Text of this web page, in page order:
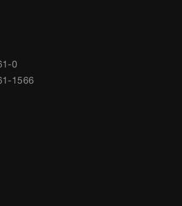
0
1566